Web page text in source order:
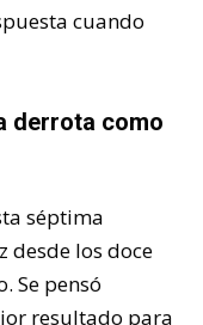
cuando
derrota como
séptima
desde los doce
Se pensó
resultado para